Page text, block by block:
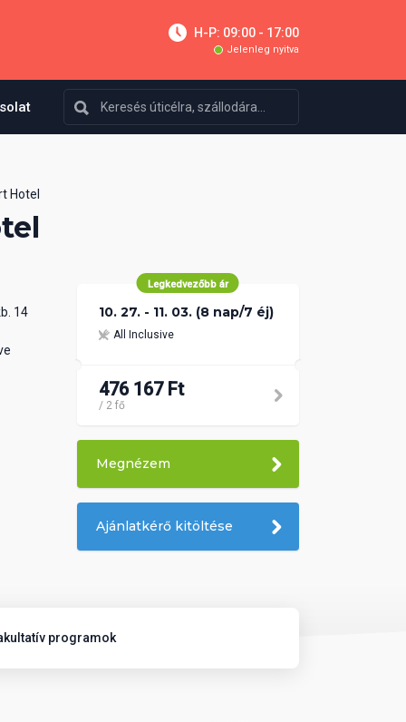
H-P: 09:00 - 17:00
Jelenleg nyitva
Hotel
14
Legkedvezőbb ár
10. 27. - 11. 03. (8 nap/7 éj)
All Inclusive
476 167 Ft
/ 2 fő
Megnézem
Ajánlatkérő kitöltése
programok